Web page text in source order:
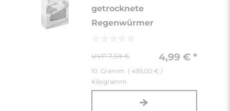
getrocknete
Regenwürmer
7,59 € 4,99 € *
10 Gramm | 499,00 € /
Kilogramm